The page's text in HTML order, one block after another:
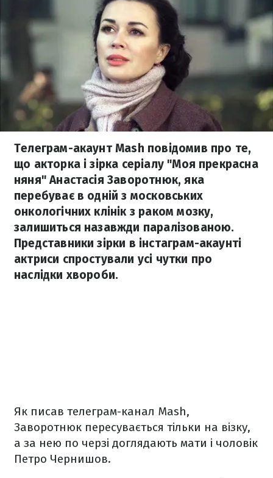
Телеграм-акаунт Mash повідомив про те,
що акторка і зірка серіалу "Моя прекрасна
няня" Анастасія Заворотнюк, яка
перебуває в одній з московських
онкологічних клінік з раком мозку,
залишиться назавжди паралізованою.
Представники зірки в інстаграм-акаунті
актриси спростували усі чутки про
наслідки хвороби.
Як писав телеграм-канал Mash,
Заворотнюк пересувається тільки на візку,
а за нею по черзі доглядають мати і чоловік
Петро Чернишов.